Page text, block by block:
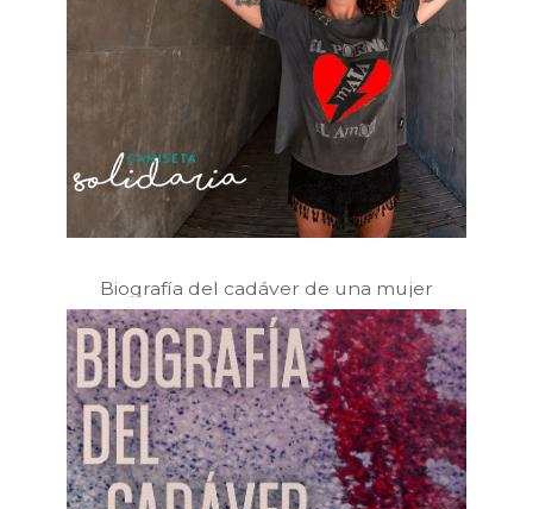
Biografía del cadáver de una mujer